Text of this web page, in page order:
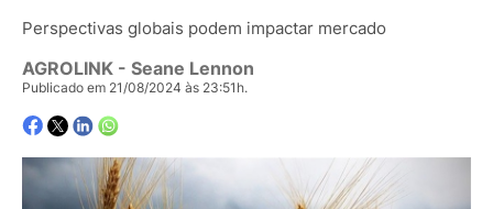
Perspectivas globais podem impactar mercado
AGROLINK - Seane Lennon
Publicado em 21/08/2024 às 23:51h.